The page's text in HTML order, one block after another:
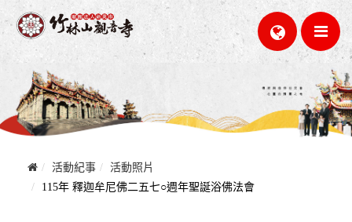
活動紀事
活動照片
115年 釋迦牟尼佛二五七○週年聖誕浴佛法會